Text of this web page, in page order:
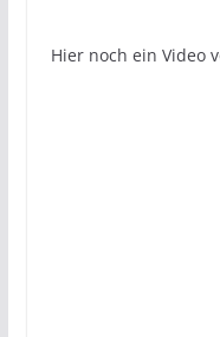
Hier noch ein Video